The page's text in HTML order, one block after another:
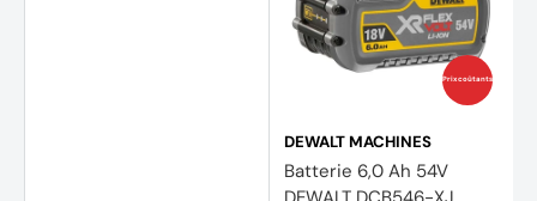
Prix coûtants
DEWALT MACHINES
Batterie 6,0 Ah 54V